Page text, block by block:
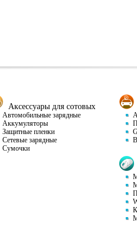
Аксессуары для сотовых
Автомобильные зарядные
Аккумуляторы
Защитные пленки
Сетевые зарядные
Сумочки